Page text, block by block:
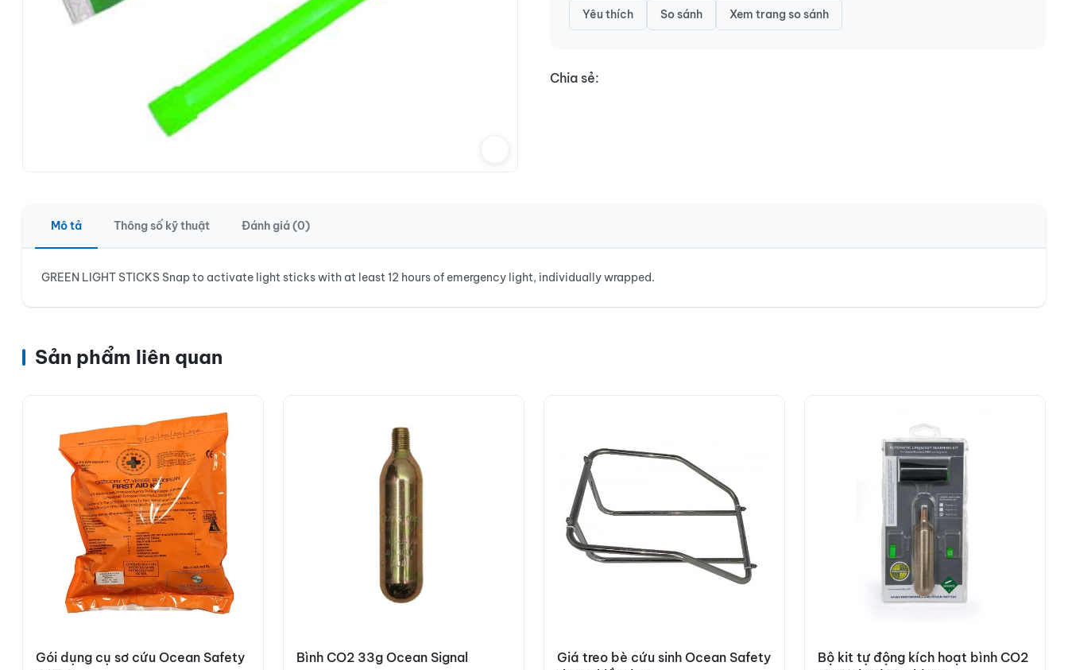
Yêu thích So sánh Xem trang so sánh
Chia sẻ:
Mô tả Thông số kỹ thuật Đánh giá (0)
GREEN LIGHT STICKS Snap to activate light sticks with at least 12 hours of emergency light, individually wrapped.
Sản phẩm liên quan
Gói dụng cụ sơ cứu Ocean Safety
Bình CO2 33g Ocean Signal
Giá treo bè cứu sinh Ocean Safety
Bộ kit tự động kích hoạt bình CO2